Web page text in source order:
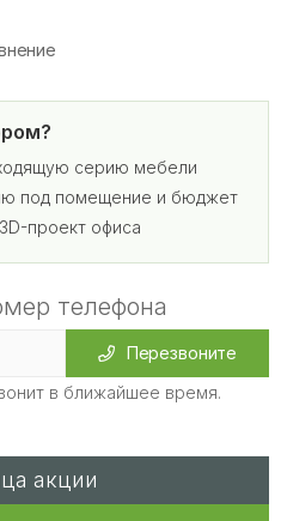
серию мебели
под помещение и бюджет
проект офиса
телефона
Перезвоните
в ближайшее время.
акции